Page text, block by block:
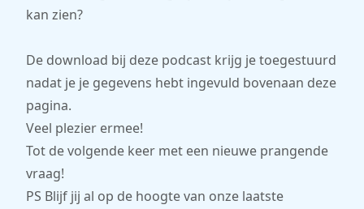
kan zien?
De download bij deze podcast krijg je toegestuurd
nadat je je gegevens hebt ingevuld bovenaan deze
pagina.
Veel plezier ermee!
Tot de volgende keer met een nieuwe prangende
vraag!
PS Blijf jij al op de hoogte van onze laatste